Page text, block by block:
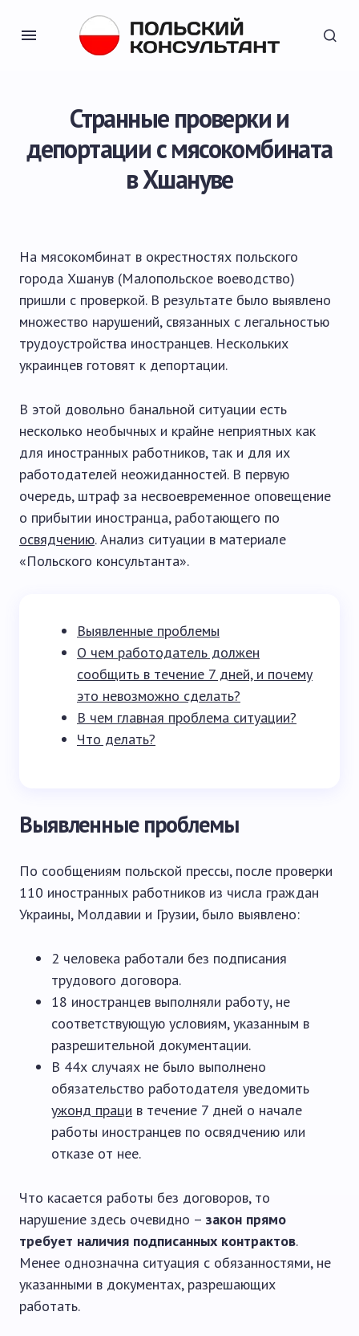
Странные проверки и
депортации с мясокомбината
в Хшануве
На мясокомбинат в окрестностях польского
города Хшанув (Малопольское воеводство)
пришли с проверкой. В результате было выявлено
множество нарушений, связанных с легальностью
трудоустройства иностранцев. Нескольких
украинцев готовят к депортации.
В этой довольно банальной ситуации есть
несколько необычных и крайне неприятных как
для иностранных работников, так и для их
работодателей неожиданностей. В первую
очередь, штраф за несвоевременное оповещение
о прибытии иностранца, работающего по
освядчению. Анализ ситуации в материале
«Польского консультанта».
Выявленные проблемы
О чем работодатель должен
сообщить в течение 7 дней, и почему
это невозможно сделать?
В чем главная проблема ситуации?
Что делать?
Выявленные проблемы
По сообщениям польской прессы, после проверки
110 иностранных работников из числа граждан
Украины, Молдавии и Грузии, было выявлено:
2 человека работали без подписания
трудового договора.
18 иностранцев выполняли работу, не
соответствующую условиям, указанным в
разрешительной документации.
В 44х случаях не было выполнено
обязательство работодателя уведомить
ужонд праци в течение 7 дней о начале
работы иностранцев по освядчению или
отказе от нее.
Что касается работы без договоров, то
нарушение здесь очевидно – закон прямо
требует наличия подписанных контрактов.
Менее однозначна ситуация с обязанностями, не
указанными в документах, разрешающих
работать.